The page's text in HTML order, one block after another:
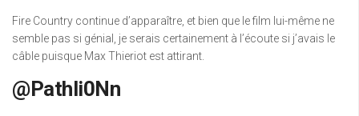
Fire Country continue d’apparaître, et bien que le film lui-même ne
semble pas si génial, je serais certainement à l’écoute si j’avais le
câble puisque Max Thieriot est attirant.
@Pathli0Nn